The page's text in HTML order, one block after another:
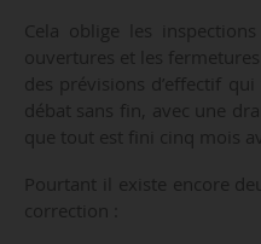
Cela oblige les
ouvertures et les
des prévisions d’effectif
débat sans fin, avec une
que tout est fini cinq mois
Pourtant il existe encore
correction :